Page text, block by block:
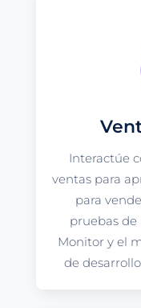
Interactúe
ventas para
para
pruebas
Monitor y el
de